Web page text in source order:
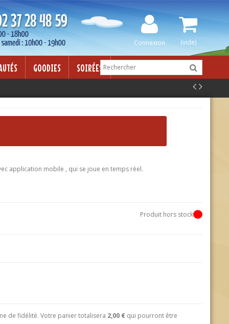
adipisicing elit, sed do eiusmod tempor incididunt ut labore et
veniam, quis nostrud exercitation ullamco laboris nisi ut aliquip ex
(vide)
Connexion
GOODIES SOIRÉES
application mobile , qui se joue en temps réel.
Produit hors stock
de fidélité. Votre panier totalisera 2,00 € qui pourront être